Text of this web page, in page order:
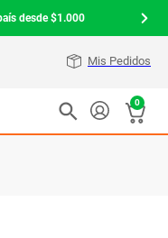
desde $1.000
Mis Pedidos
0